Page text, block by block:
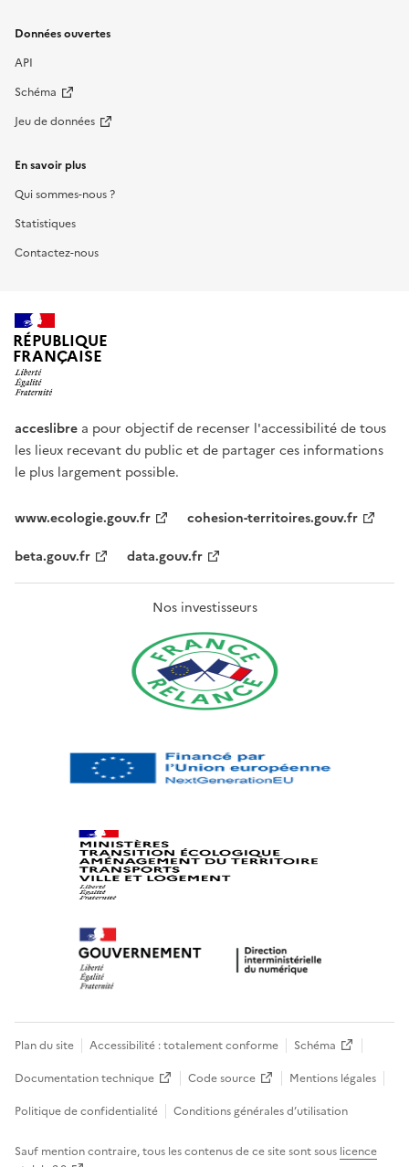
Données ouvertes
API
Schéma
Jeu de données
En savoir plus
Qui sommes-nous ?
Statistiques
Contactez-nous
RÉPUBLIQUE
FRANÇAISE
acceslibre a pour objectif de recenser l'accessibilité de tous
les lieux recevant du public et de partager ces informations
le plus largement possible.
www.ecologie.gouv.fr
cohesion-territoires.gouv.fr
beta.gouv.fr
data.gouv.fr
Nos investisseurs
Plan du site Accessibilité : totalement conforme
Schéma
Documentation technique
Code source
Mentions légales
Politique de confidentialité
Conditions générales d’utilisation
Sauf mention contraire, tous les contenus de ce site sont sous licence